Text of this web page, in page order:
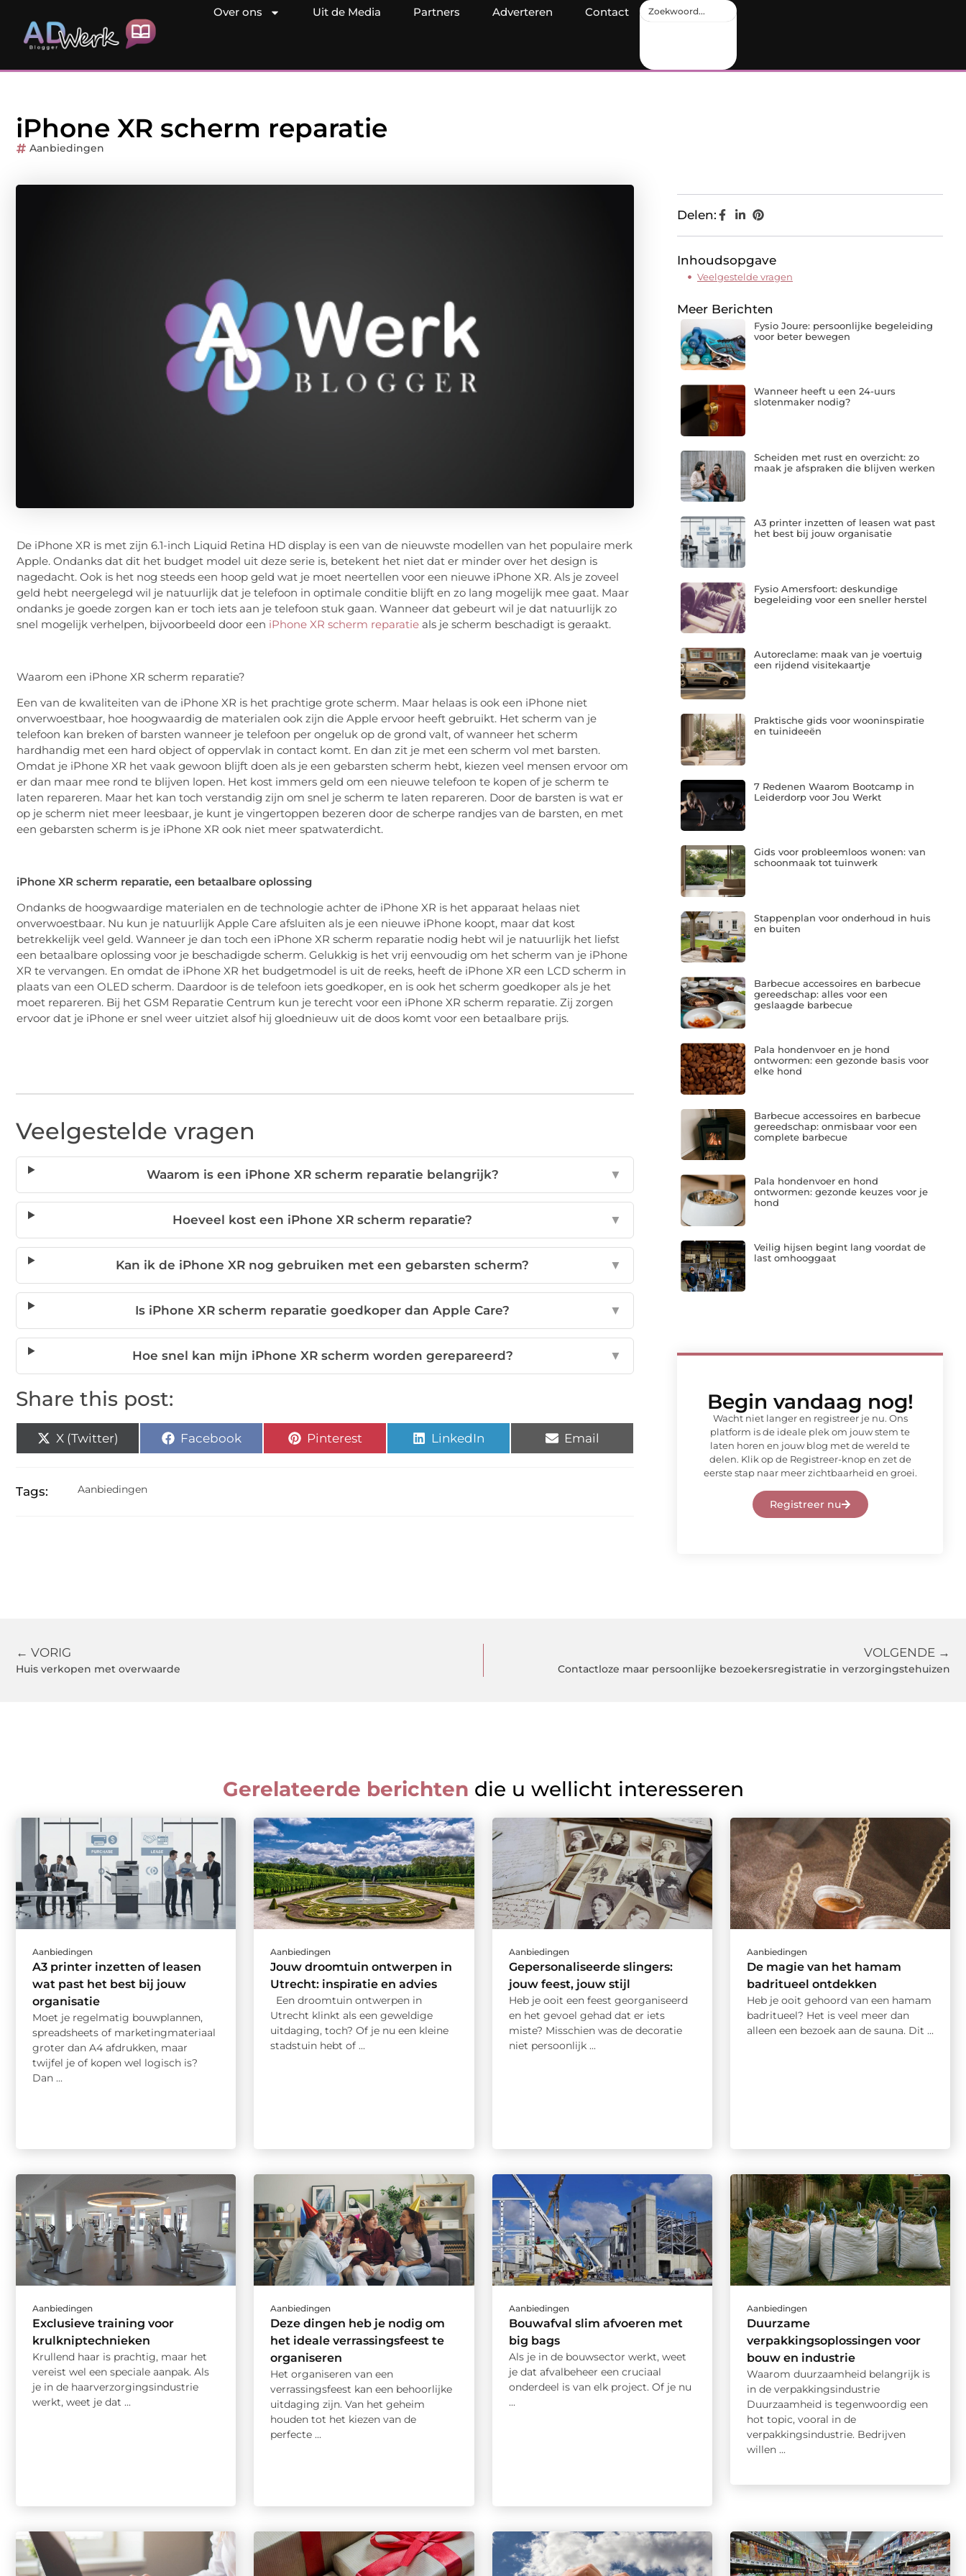
Over ons Uit de Media Partners Adverteren Contact
iPhone XR scherm reparatie
Aanbiedingen
De iPhone XR is met zijn 6.1-inch Liquid Retina HD display is een van de nieuwste modellen van het populaire merk
Apple. Ondanks dat dit het budget model uit deze serie is, betekent het niet dat er minder over het design is
nagedacht. Ook is het nog steeds een hoop geld wat je moet neertellen voor een nieuwe iPhone XR. Als je zoveel
geld hebt neergelegd wil je natuurlijk dat je telefoon in optimale conditie blijft en zo lang mogelijk mee gaat. Maar
ondanks je goede zorgen kan er toch iets aan je telefoon stuk gaan. Wanneer dat gebeurt wil je dat natuurlijk zo
snel mogelijk verhelpen, bijvoorbeeld door een iPhone XR scherm reparatie als je scherm beschadigt is geraakt.
Waarom een iPhone XR scherm reparatie?
Een van de kwaliteiten van de iPhone XR is het prachtige grote scherm. Maar helaas is ook een iPhone niet
onverwoestbaar, hoe hoogwaardig de materialen ook zijn die Apple ervoor heeft gebruikt. Het scherm van je
telefoon kan breken of barsten wanneer je telefoon per ongeluk op de grond valt, of wanneer het scherm
hardhandig met een hard object of oppervlak in contact komt. En dan zit je met een scherm vol met barsten.
Omdat je iPhone XR het vaak gewoon blijft doen als je een gebarsten scherm hebt, kiezen veel mensen ervoor om
er dan maar mee rond te blijven lopen. Het kost immers geld om een nieuwe telefoon te kopen of je scherm te
laten repareren. Maar het kan toch verstandig zijn om snel je scherm te laten repareren. Door de barsten is wat er
op je scherm niet meer leesbaar, je kunt je vingertoppen bezeren door de scherpe randjes van de barsten, en met
een gebarsten scherm is je iPhone XR ook niet meer spatwaterdicht.
iPhone XR scherm reparatie, een betaalbare oplossing
Ondanks de hoogwaardige materialen en de technologie achter de iPhone XR is het apparaat helaas niet
onverwoestbaar. Nu kun je natuurlijk Apple Care afsluiten als je een nieuwe iPhone koopt, maar dat kost
betrekkelijk veel geld. Wanneer je dan toch een iPhone XR scherm reparatie nodig hebt wil je natuurlijk het liefst
een betaalbare oplossing voor je beschadigde scherm. Gelukkig is het vrij eenvoudig om het scherm van je iPhone
XR te vervangen. En omdat de iPhone XR het budgetmodel is uit de reeks, heeft de iPhone XR een LCD scherm in
plaats van een OLED scherm. Daardoor is de telefoon iets goedkoper, en is ook het scherm goedkoper als je het
moet repareren. Bij het GSM Reparatie Centrum kun je terecht voor een iPhone XR scherm reparatie. Zij zorgen
ervoor dat je iPhone er snel weer uitziet alsof hij gloednieuw uit de doos komt voor een betaalbare prijs.
Veelgestelde vragen
Waarom is een iPhone XR scherm reparatie belangrijk? ▼
Hoeveel kost een iPhone XR scherm reparatie? ▼
Kan ik de iPhone XR nog gebruiken met een gebarsten scherm? ▼
Is iPhone XR scherm reparatie goedkoper dan Apple Care? ▼
Hoe snel kan mijn iPhone XR scherm worden gerepareerd? ▼
Share this post:
X (Twitter) Facebook Pinterest LinkedIn Email
Tags: Aanbiedingen
Delen:
Inhoudsopgave
Veelgestelde vragen
Meer Berichten
Fysio Joure: persoonlijke begeleiding
voor beter bewegen
Wanneer heeft u een 24-uurs
slotenmaker nodig?
Scheiden met rust en overzicht: zo
maak je afspraken die blijven werken
A3 printer inzetten of leasen wat past
het best bij jouw organisatie
Fysio Amersfoort: deskundige
begeleiding voor een sneller herstel
Autoreclame: maak van je voertuig
een rijdend visitekaartje
Praktische gids voor wooninspiratie
en tuinideeën
7 Redenen Waarom Bootcamp in
Leiderdorp voor Jou Werkt
Gids voor probleemloos wonen: van
schoonmaak tot tuinwerk
Stappenplan voor onderhoud in huis
en buiten
Barbecue accessoires en barbecue
gereedschap: alles voor een
geslaagde barbecue
Pala hondenvoer en je hond
ontwormen: een gezonde basis voor
elke hond
Barbecue accessoires en barbecue
gereedschap: onmisbaar voor een
complete barbecue
Pala hondenvoer en hond
ontwormen: gezonde keuzes voor je
hond
Veilig hijsen begint lang voordat de
last omhooggaat
Begin vandaag nog!
Wacht niet langer en registreer je nu. Ons
platform is de ideale plek om jouw stem te
laten horen en jouw blog met de wereld te
delen. Klik op de Registreer-knop en zet de
eerste stap naar meer zichtbaarheid en groei.
Registreer nu
← VORIG
Huis verkopen met overwaarde
VOLGENDE →
Contactloze maar persoonlijke bezoekersregistratie in verzorgingstehuizen
Gerelateerde berichten die u wellicht interesseren
Aanbiedingen
A3 printer inzetten of leasen
wat past het best bij jouw
organisatie
Moet je regelmatig bouwplannen,
spreadsheets of marketingmateriaal
groter dan A4 afdrukken, maar
twijfel je of kopen wel logisch is?
Dan ...
Aanbiedingen
Jouw droomtuin ontwerpen in
Utrecht: inspiratie en advies
Een droomtuin ontwerpen in
Utrecht klinkt als een geweldige
uitdaging, toch? Of je nu een kleine
stadstuin hebt of ...
Aanbiedingen
Gepersonaliseerde slingers:
jouw feest, jouw stijl
Heb je ooit een feest georganiseerd
en het gevoel gehad dat er iets
miste? Misschien was de decoratie
niet persoonlijk ...
Aanbiedingen
De magie van het hamam
badritueel ontdekken
Heb je ooit gehoord van een hamam
badritueel? Het is veel meer dan
alleen een bezoek aan de sauna. Dit ...
Aanbiedingen
Exclusieve training voor
krulkniptechnieken
Krullend haar is prachtig, maar het
vereist wel een speciale aanpak. Als
je in de haarverzorgingsindustrie
werkt, weet je dat ...
Aanbiedingen
Deze dingen heb je nodig om
het ideale verrassingsfeest te
organiseren
Het organiseren van een
verrassingsfeest kan een behoorlijke
uitdaging zijn. Van het geheim
houden tot het kiezen van de
perfecte ...
Aanbiedingen
Bouwafval slim afvoeren met
big bags
Als je in de bouwsector werkt, weet
je dat afvalbeheer een cruciaal
onderdeel is van elk project. Of je nu
...
Aanbiedingen
Duurzame
verpakkingsoplossingen voor
bouw en industrie
Waarom duurzaamheid belangrijk is
in de verpakkingsindustrie
Duurzaamheid is tegenwoordig een
hot topic, vooral in de
verpakkingsindustrie. Bedrijven
willen ...